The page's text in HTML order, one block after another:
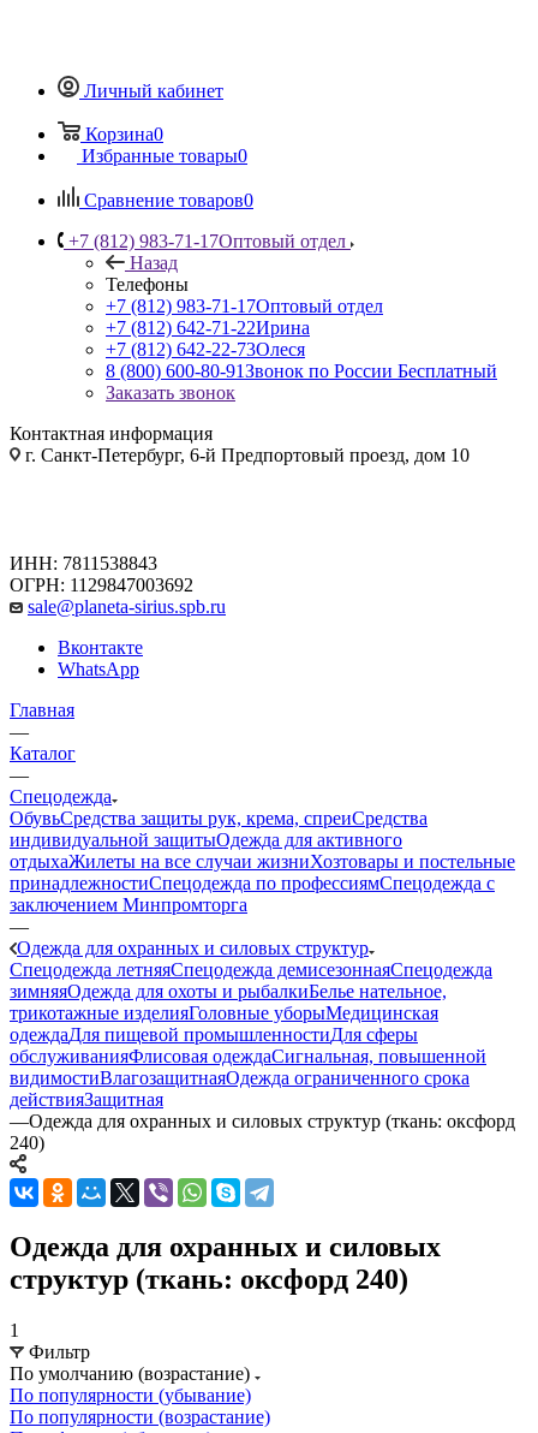
Личный кабинет
Корзина0
Избранные товары0
Сравнение товаров0
+7 (812) 983-71-17Оптовый отдел
Назад
Телефоны
+7 (812) 983-71-17Оптовый отдел
+7 (812) 642-71-22Ирина
+7 (812) 642-22-73Олеся
8 (800) 600-80-91Звонок по России Бесплатный
Заказать звонок
Контактная информация
г. Санкт-Петербург, 6-й Предпортовый проезд, дом 10
ИНН: 7811538843
ОГРН: 1129847003692
sale@planeta-sirius.spb.ru
Вконтакте
WhatsApp
Главная
—
Каталог
—
Спецодежда
ОбувьСредства защиты рук, крема, спреиСредства
индивидуальной защитыОдежда для активного
отдыхаЖилеты на все случаи жизниХозтовары и постельные
принадлежностиСпецодежда по профессиямСпецодежда с
заключением Минпромторга
—
Одежда для охранных и силовых структур
Спецодежда летняяСпецодежда демисезоннаяСпецодежда
зимняяОдежда для охоты и рыбалкиБелье нательное,
трикотажные изделияГоловные уборыМедицинская
одеждаДля пищевой промышленностиДля сферы
обслуживанияФлисовая одеждаСигнальная, повышенной
видимостиВлагозащитнаяОдежда ограниченного срока
действияЗащитная
—Одежда для охранных и силовых структур (ткань: оксфорд
240)
Одежда для охранных и силовых
структур (ткань: оксфорд 240)
1
Фильтр
По умолчанию (возрастание)
По популярности (убывание)
По популярности (возрастание)